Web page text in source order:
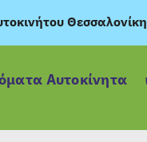
Θεσσαλονίκη
Αυτοκίνητα